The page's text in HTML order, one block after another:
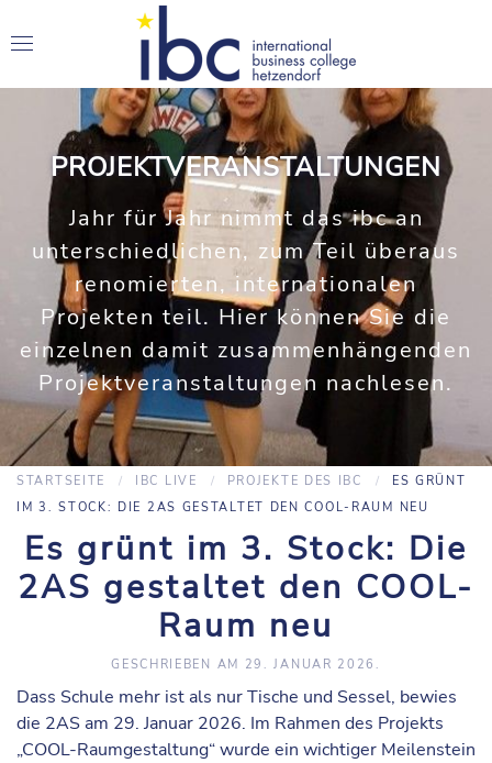
PROJEKTVERANSTALTUNGEN
Jahr für Jahr nimmt das ibc an
unterschiedlichen, zum Teil überaus
renomierten, internationalen
Projekten teil. Hier können Sie die
einzelnen damit zusammenhängenden
Projektveranstaltungen nachlesen.
STARTSEITE IBC LIVE PROJEKTE DES IBC
ES GRÜNT
IM 3. STOCK: DIE 2AS GESTALTET DEN COOL-RAUM NEU
Es grünt im 3. Stock: Die
2AS gestaltet den COOL-
Raum neu
GESCHRIEBEN AM 29. JANUAR 2026.
Dass Schule mehr ist als nur Tische und Sessel, bewies
die 2AS am 29. Januar 2026. Im Rahmen des Projekts
„COOL-Raumgestaltung“wurde ein wichtiger Meilenstein